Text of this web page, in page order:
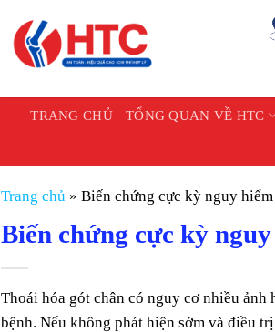
TRANG CHỦ TỔNG QUAN VỀ HTC
Trang chủ » Biến chứng cực kỳ nguy
Biến chứng cực kỳ
Thoái hóa gót chân có nguy cơ nhiều ảnh
bệnh. Nếu không phát hiện sớm và điều